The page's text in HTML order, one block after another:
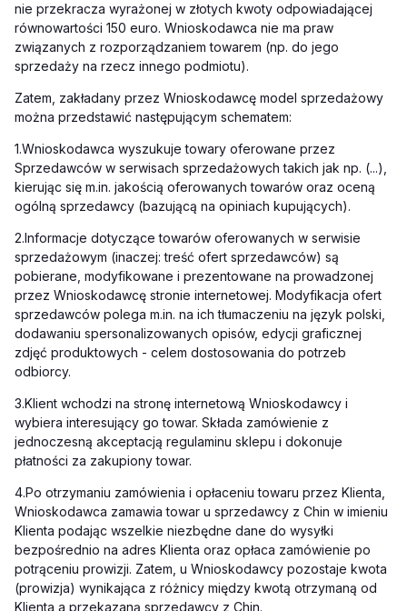
nie przekracza wyrażonej w złotych kwoty odpowiadającej
równowartości 150 euro. Wnioskodawca nie ma praw
związanych z rozporządzaniem towarem (np. do jego
sprzedaży na rzecz innego podmiotu).
Zatem, zakładany przez Wnioskodawcę model sprzedażowy
można przedstawić następującym schematem:
1.Wnioskodawca wyszukuje towary oferowane przez
Sprzedawców w serwisach sprzedażowych takich jak np. (...),
kierując się m.in. jakością oferowanych towarów oraz oceną
ogólną sprzedawcy (bazującą na opiniach kupujących).
2.Informacje dotyczące towarów oferowanych w serwisie
sprzedażowym (inaczej: treść ofert sprzedawców) są
pobierane, modyfikowane i prezentowane na prowadzonej
przez Wnioskodawcę stronie internetowej. Modyfikacja ofert
sprzedawców polega m.in. na ich tłumaczeniu na język polski,
dodawaniu spersonalizowanych opisów, edycji graficznej
zdjęć produktowych - celem dostosowania do potrzeb
odbiorcy.
3.Klient wchodzi na stronę internetową Wnioskodawcy i
wybiera interesujący go towar. Składa zamówienie z
jednoczesną akceptacją regulaminu sklepu i dokonuje
płatności za zakupiony towar.
4.Po otrzymaniu zamówienia i opłaceniu towaru przez Klienta,
Wnioskodawca zamawia towar u sprzedawcy z Chin w imieniu
Klienta podając wszelkie niezbędne dane do wysyłki
bezpośrednio na adres Klienta oraz opłaca zamówienie po
potrąceniu prowizji. Zatem, u Wnioskodawcy pozostaje kwota
(prowizja) wynikająca z różnicy między kwotą otrzymaną od
Klienta a przekazaną sprzedawcy z Chin.